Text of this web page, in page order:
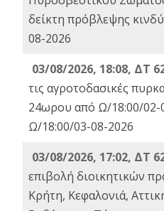
δείκτη πρόβλεψης
08-2026
03/08/2026, 18:08, ΔΤ
τις αγροτοδασικές
24ωρου από Ω/18:00/02-
Ω/18:00/03-08-2026
03/08/2026, 17:02, ΔΤ
επιβολή διοικητικών
Κρήτη, Κεφαλονιά,